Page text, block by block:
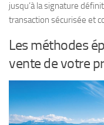
jusqu’à la signature
transaction sécurisée et
Les méthodes
vente de votre